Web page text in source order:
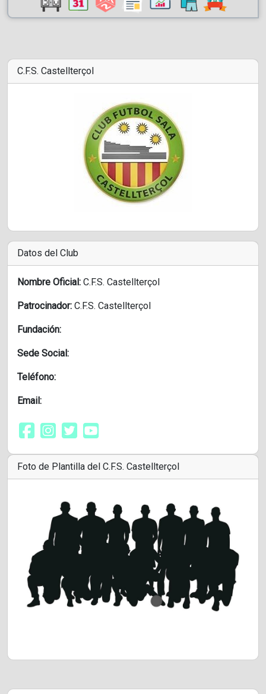
C.F.S. Castellterçol
Datos del Club
Nombre Oficial: C.F.S. Castellterçol
Patrocinador: C.F.S. Castellterçol
Fundación:
Sede Social:
Teléfono:
Email:
Foto de Plantilla del C.F.S. Castellterçol